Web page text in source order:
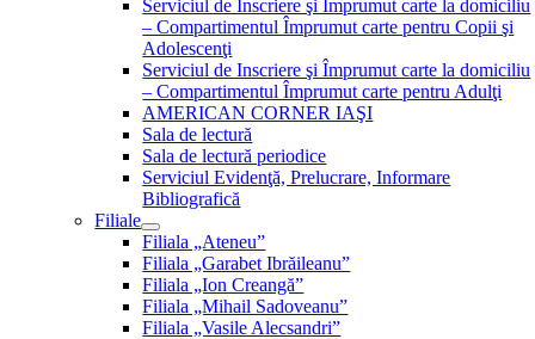
Serviciul de Inscriere şi Împrumut carte la domiciliu
– Compartimentul Împrumut carte pentru Copii şi
Adolescenţi
Serviciul de Inscriere şi Împrumut carte la domiciliu
– Compartimentul Împrumut carte pentru Adulţi
AMERICAN CORNER IAŞI
Sala de lectură
Sala de lectură periodice
Serviciul Evidenţă, Prelucrare, Informare
Bibliografică
Filiale
Filiala „Ateneu”
Filiala „Garabet Ibrăileanu”
Filiala „Ion Creangă”
Filiala „Mihail Sadoveanu”
Filiala „Vasile Alecsandri”